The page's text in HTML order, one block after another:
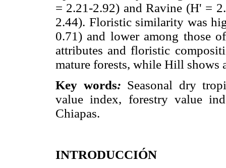
= 2.21-2.92) and Ravine (H' =
2.44). Floristic similarity was
0.71) and lower among those
attributes and floristic
mature forests, while Hill shows
Key words: Seasonal dry
value index, forestry value
Chiapas.
INTRODUCCIÓN